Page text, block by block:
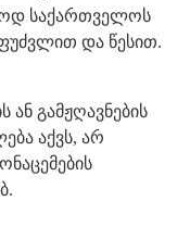
საქართველოს
და წესით.
ან გამჟღავნების
აქვს, არ